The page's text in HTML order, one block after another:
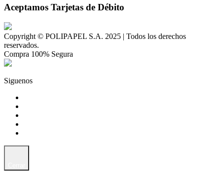
Aceptamos Tarjetas de Débito
Copyright © POLIPAPEL S.A. 2025 | Todos los derechos
reservados.
Compra 100% Segura
Siguenos